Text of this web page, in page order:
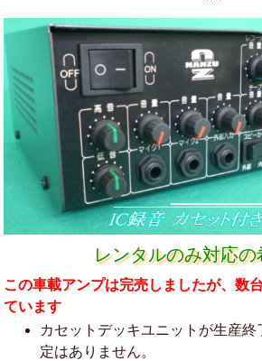
レンタルのみ対応の
この車載アンプは完売しましたが、数
ています
カセットデッキユニットが生産
定はありません。